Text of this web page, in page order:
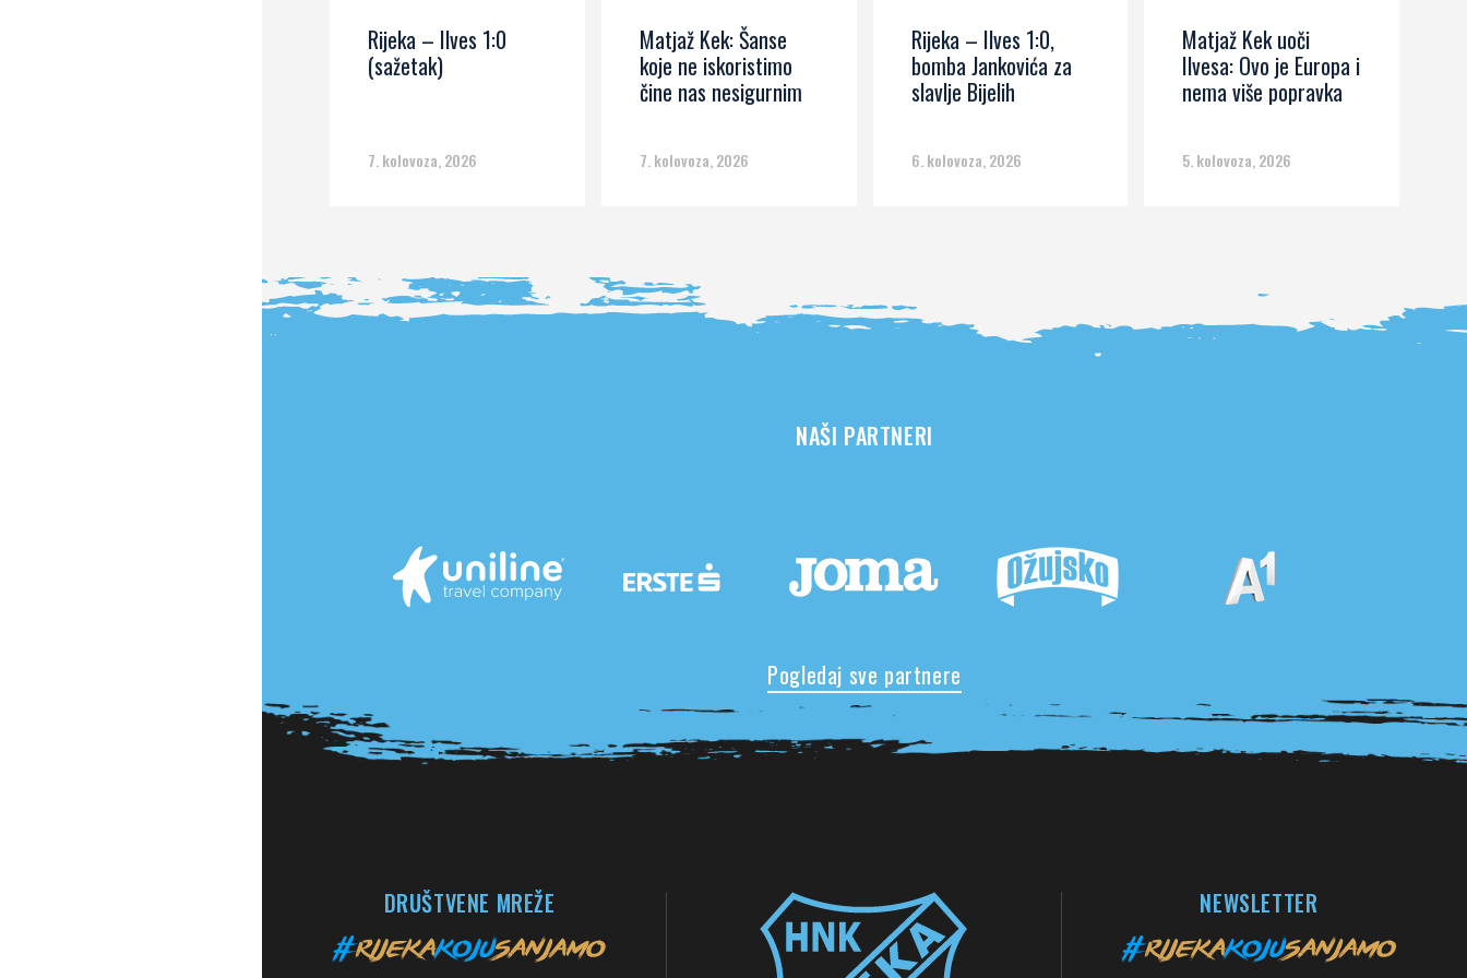
Rijeka – Ilves 1:0
(sažetak)
7. kolovoza, 2026
Matjaž Kek: Šanse
koje ne iskoristimo
čine nas nesigurnim
7. kolovoza, 2026
Rijeka – Ilves 1:0,
bomba Jankovića za
slavlje Bijelih
6. kolovoza, 2026
Matjaž Kek uoči
Ilvesa: Ovo je Europa i
nema više popravka
5. kolovoza, 2026
NAŠI PARTNERI
Pogledaj sve partnere
DRUŠTVENE MREŽE NEWSLETTER